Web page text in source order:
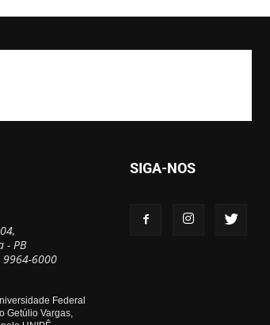
- PB
9964-6000
Federal
Getúlio Vargas,
SIGA-NOS